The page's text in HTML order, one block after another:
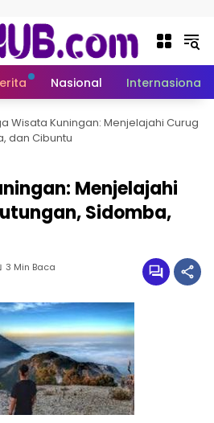
Nasional Internasional
Wisata Kuningan: Menjelajahi Curug
dan Cibuntu
Menjelajahi
Sidomba,
3 Min Baca